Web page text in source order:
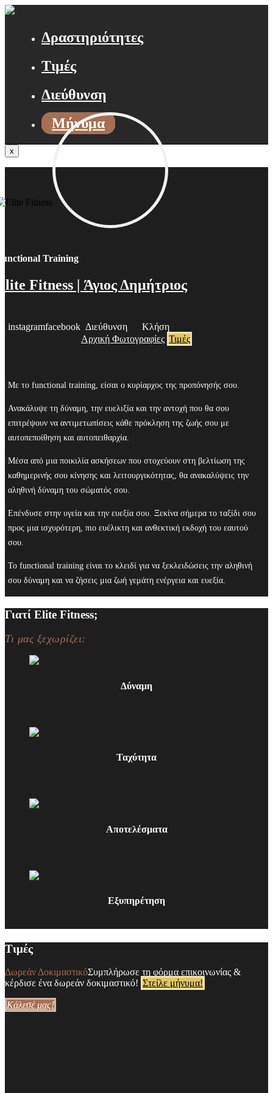
Δραστηριότητες
Τιμές
Διεύθυνση
Μήνυμα
x
Training
Fitness | Άγιος Δημήτριος
instagramfacebook Διεύθυνση
Κλήση
Αρχική Φωτογραφίες Τιμές
Με το functional training, είσαι ο κυρίαρχος της προπόνησής σου.
Ανακάλυψε τη δύναμη, την ευελιξία και την αντοχή που θα σου
επιτρέψουν να αντιμετωπίσεις κάθε πρόκληση της ζωής σου με
αυτοπεποίθηση και αυτοπειθαρχία.
Μέσα από μια ποικιλία ασκήσεων που στοχεύουν στη βελτίωση της
καθημερινής σου κίνησης και λειτουργικότητας, θα ανακαλύψεις την
αληθινή δύναμη του σώματός σου.
Επένδυσε στην υγεία και την ευεξία σου. Ξεκίνα σήμερα το ταξίδι σου
προς μια ισχυρότερη, πιο ευέλικτη και ανθεκτική εκδοχή του εαυτού
σου.
Το functional training είναι το κλειδί για να ξεκλειδώσεις την αληθινή
σου δύναμη και να ζήσεις μια ζωή γεμάτη ενέργεια και ευεξία.
Γιατί Elite Fitness;
Τι μας ξεχωρίζει:
Δύναμη
Ταχύτητα
Αποτελέσματα
Εξυπηρέτηση
Τιμές
Δωρεάν ΔοκιμαστικόΣυμπλήρωσε τη φόρμα επικοινωνίας &
κέρδισε ένα δωρεάν δοκιμαστικό! Στείλε μήνυμα!
Κάλεσέ μας!